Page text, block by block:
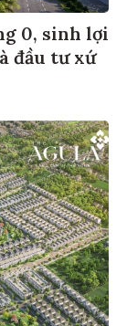
0, sinh lợi
đầu tư xứ